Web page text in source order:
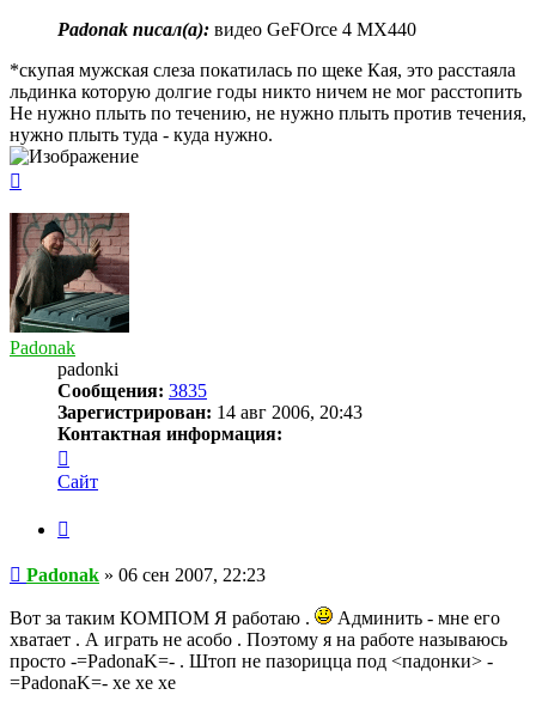
Padonak писал(a): видео GeFOrce 4 MX440
*скупая мужская слеза покатилась по щеке Кая, это расстаяла
льдинка которую долгие годы никто ничем не мог расстопить
Не нужно плыть по течению, не нужно плыть против течения,
нужно плыть туда - куда нужно.
началу
Padonak
padonki
Сообщения: 3835
Зарегистрирован: 14 авг 2006, 20:43
Контактная информация:
информация
пользователя
Сайт
Сообщение
Padonak » 06 сен 2007, 22:23
Вот за таким КОМПОМ Я работаю .
Админить - мне его
хватает . А играть не асобо . Поэтому я на работе называюсь
просто -=PadonaK=- . Штоп не пазорицца под <падонки> -
=PadonaK=- хе хе хе